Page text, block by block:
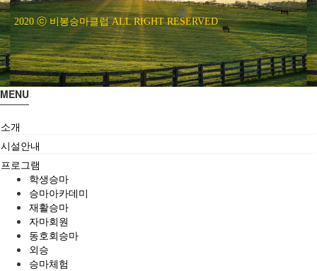
2020 ⓒ 비봉승마클럽 ALL RIGHT RESERVED
MENU
소개
시설안내
프로그램
학생승마
승마아카데미
재활승마
자마회원
동호회승마
외승
승마체험